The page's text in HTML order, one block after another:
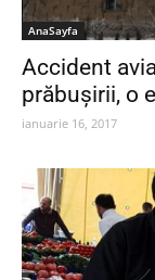
AnaSayfa
Accident
prăbușirii, o
ianuarie 16, 2017